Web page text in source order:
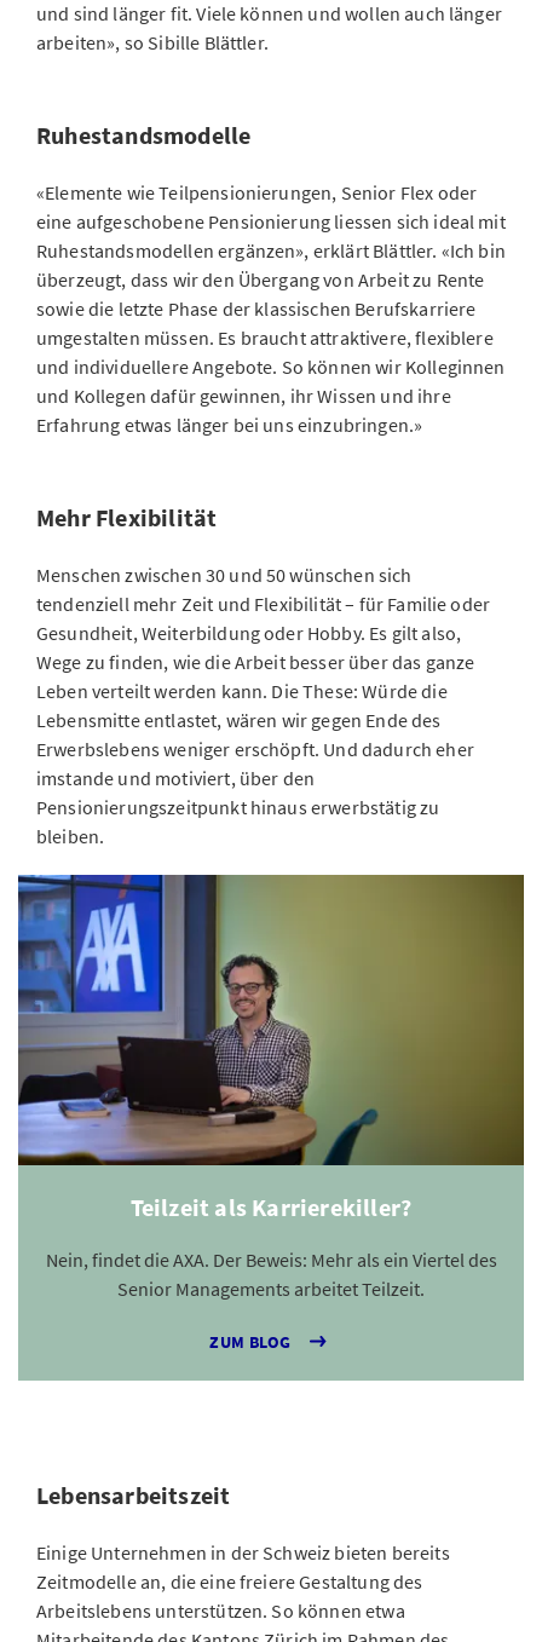
und sind länger fit. Viele können und wollen auch länger
arbeiten», so Sibille Blättler.
Ruhestandsmodelle
«Elemente wie Teilpensionierungen, Senior Flex oder
eine aufgeschobene Pensionierung liessen sich ideal mit
Ruhestandsmodellen ergänzen», erklärt Blättler. «Ich bin
überzeugt, dass wir den Übergang von Arbeit zu Rente
sowie die letzte Phase der klassischen Berufskarriere
umgestalten müssen. Es braucht attraktivere, flexiblere
und individuellere Angebote. So können wir Kolleginnen
und Kollegen dafür gewinnen, ihr Wissen und ihre
Erfahrung etwas länger bei uns einzubringen.»
Mehr Flexibilität
Menschen zwischen 30 und 50 wünschen sich
tendenziell mehr Zeit und Flexibilität – für Familie oder
Gesundheit, Weiterbildung oder Hobby. Es gilt also,
Wege zu finden, wie die Arbeit besser über das ganze
Leben verteilt werden kann. Die These: Würde die
Lebensmitte entlastet, wären wir gegen Ende des
Erwerbslebens weniger erschöpft. Und dadurch eher
imstande und motiviert, über den
Pensionierungszeitpunkt hinaus erwerbstätig zu
bleiben.
Teilzeit als Karrierekiller?
Nein, findet die AXA. Der Beweis: Mehr als ein Viertel des
Senior Managements arbeitet Teilzeit.
ZUM BLOG
Lebensarbeitszeit
Einige Unternehmen in der Schweiz bieten bereits
Zeitmodelle an, die eine freiere Gestaltung des
Arbeitslebens unterstützen. So können etwa